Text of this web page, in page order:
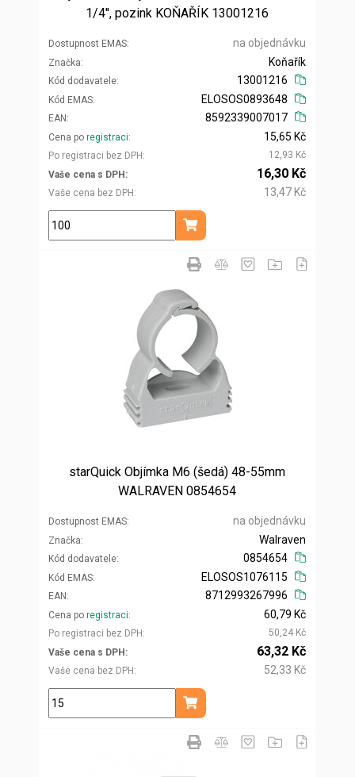
1/4'', pozink KOŇAŘÍK 13001216
Dostupnost EMAS na objednávku
Značka
Kód dodavatele
Koňařík
13001216
Kód EMAS
EAN
ELOSOS0893648
8592339007017
Cena po registraci
Po registraci bez DPH
15,65 Kč
12,93 Kč
Vaše cena s DPH
Vaše cena bez DPH
16,30 Kč
13,47 Kč
ks
Přidat do košíku
starQuick Objímka M6 (šedá) 48-55mm
WALRAVEN 0854654
Dostupnost EMAS na objednávku
Značka
Kód dodavatele
Walraven
0854654
Kód EMAS
EAN
ELOSOS1076115
8712993267996
Cena po registraci
Po registraci bez DPH
60,79 Kč
50,24 Kč
Vaše cena s DPH
Vaše cena bez DPH
63,32 Kč
52,33 Kč
ks
Přidat do košíku